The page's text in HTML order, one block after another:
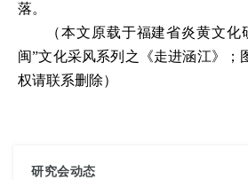
落。
（本文原载于福建省炎黄文化
闽”文化采风系列之
《走进涵江》
权请联系删除）
研究会动态